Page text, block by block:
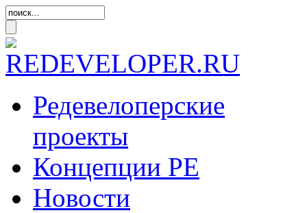
Редевелоперские
проекты
Концепции РЕ
Новости